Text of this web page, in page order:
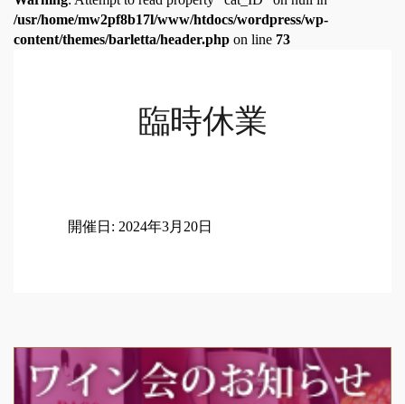
/usr/home/mw2pf8b17l/www/htdocs/wordpress/wp-
content/themes/barletta/header.php on line 73
臨時休業
開催日: 2024年3月20日
navigation